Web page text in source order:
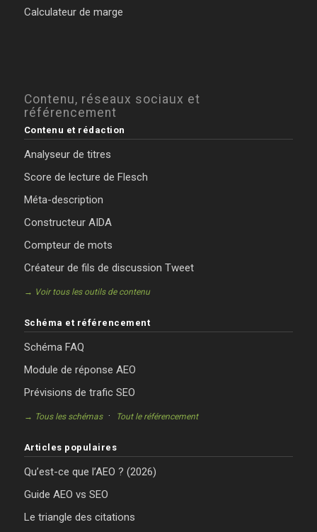
Calculateur de marge
Contenu, réseaux sociaux et
référencement
Contenu et rédaction
Analyseur de titres
Score de lecture de Flesch
Méta-description
Constructeur AIDA
Compteur de mots
Créateur de fils de discussion Tweet
→ Voir tous les outils de contenu
Schéma et référencement
Schéma FAQ
Module de réponse AEO
Prévisions de trafic SEO
→ Tous les schémas· Tout le référencement
Articles populaires
Qu’est-ce que l’AEO ? (2026)
Guide AEO vs SEO
Le triangle des citations